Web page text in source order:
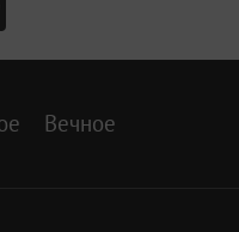
Вечное